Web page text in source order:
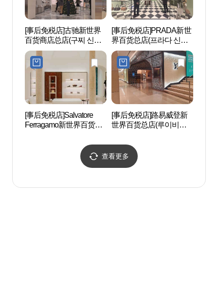
[事后免税店]古驰新世界
百货商店总店(구찌 신세
계백화점 본점)
[事后免税店]PRADA新世
界百货总店(프라다 신세
계백화점 본점)
[事后免税店]Salvatore
Ferragamo新世界百货商
모 신세계백화점 본점)
[事后免税店]路易威登新
世界百货总店(루이비통
查看更多